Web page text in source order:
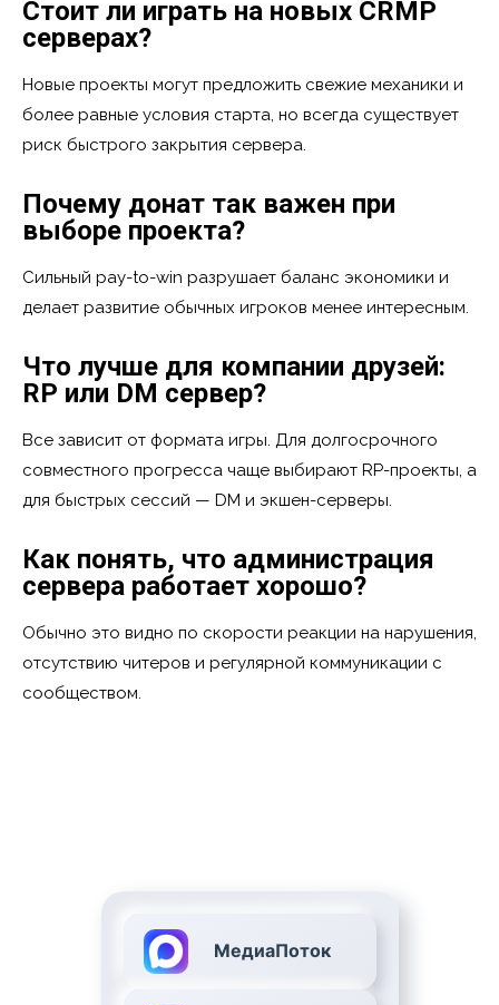
Стоит ли играть на новых CRMP
серверах?
Новые проекты могут предложить свежие механики и
более равные условия старта, но всегда существует
риск быстрого закрытия сервера.
Почему донат так важен при
выборе проекта?
Сильный pay-to-win разрушает баланс экономики и
делает развитие обычных игроков менее интересным.
Что лучше для компании друзей:
RP или DM сервер?
Все зависит от формата игры. Для долгосрочного
совместного прогресса чаще выбирают RP-проекты, а
для быстрых сессий — DM и экшен-серверы.
Как понять, что администрация
сервера работает хорошо?
Обычно это видно по скорости реакции на нарушения,
отсутствию читеров и регулярной коммуникации с
сообществом.
МедиаПоток